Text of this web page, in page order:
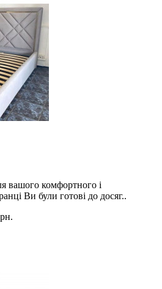
вашого комфортного і
Ви були готові до досяг..